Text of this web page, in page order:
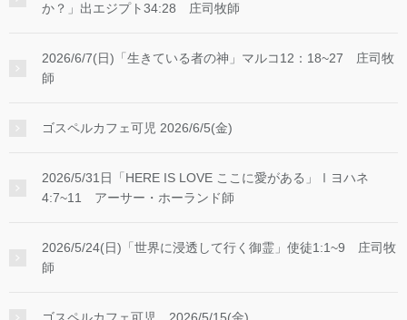
か？」出エジプト34:28 庄司牧師
2026/6/7(日)「生きている者の神」マルコ12：18~27 庄司牧
師
ゴスペルカフェ可児 2026/6/5(金)
2026/5/31日「HERE IS LOVE ここに愛がある」Ⅰヨハネ
4:7~11 アーサー・ホーランド師
2026/5/24(日)「世界に浸透して行く御霊」使徒1:1~9 庄司牧
師